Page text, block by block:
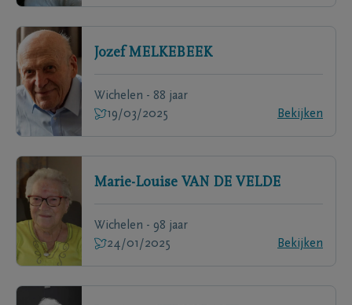
Jozef MELKEBEEK
Wichelen - 88 jaar
19/03/2025
Bekijken
Marie-Louise VAN DE VELDE
Wichelen - 98 jaar
24/01/2025
Bekijken